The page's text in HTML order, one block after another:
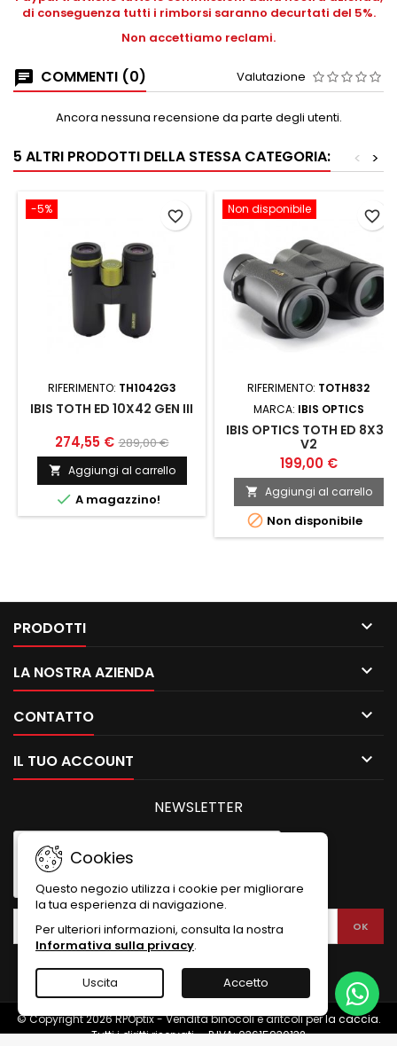
di conseguenza tutti i rimborsi saranno decurtati del 5%.
Non accettiamo reclami.
COMMENTI (0) Valutazione
Ancora nessuna recensione da parte degli utenti.
5 ALTRI PRODOTTI DELLA STESSA CATEGORIA: >
<
-5%
RIFERIMENTO: TH1042G3
IBIS TOTH ED 10X42 GEN III
274,55 € 289,00 €
 Aggiungi al carrello
 A magazzino!
favorite_border Non disponibile
RIFERIMENTO: TOTH832
MARCA: IBIS OPTICS
IBIS OPTICS TOTH ED 8X32
V2
199,00 €
 Aggiungi al carrello
 Non disponibile
favorite_border
PRODOTTI 
LA NOSTRA AZIENDA 
CONTATTO 
Cookies
Questo negozio utilizza i cookie per migliorare
la tua esperienza di navigazione.
Per ulteriori informazioni, consulta la nostra
Informativa sulla privacy.
Uscita Accetto
IL TUO ACCOUNT 
NEWSLETTER
© Copyright 2026 RPOptix - Vendita binocoli e aritcoli per la caccia.
Tutti i diritti riservati. - P.IVA: 03615930132